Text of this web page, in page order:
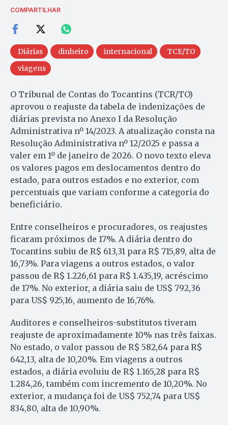
COMPARTILHAR
Diárias dinheiro internacional
TCE/TO
viagens
O Tribunal de Contas do Tocantins (TCR/TO)
aprovou o reajuste da tabela de indenizações de
diárias prevista no Anexo I da Resolução
Administrativa nº 14/2023. A atualização consta na
Resolução Administrativa nº 12/2025 e passa a
valer em 1º de janeiro de 2026. O novo texto eleva
os valores pagos em deslocamentos dentro do
estado, para outros estados e no exterior, com
percentuais que variam conforme a categoria do
beneficiário.
Entre conselheiros e procuradores, os reajustes
ficaram próximos de 17%. A diária dentro do
Tocantins subiu de R$ 613,31 para R$ 715,89, alta de
16,73%. Para viagens a outros estados, o valor
passou de R$ 1.226,61 para R$ 1.435,19, acréscimo
de 17%. No exterior, a diária saiu de US$ 792,36
para US$ 925,16, aumento de 16,76%.
Auditores e conselheiros-substitutos tiveram
reajuste de aproximadamente 10% nas três faixas.
No estado, o valor passou de R$ 582,64 para R$
642,13, alta de 10,20%. Em viagens a outros
estados, a diária evoluiu de R$ 1.165,28 para R$
1.284,26, também com incremento de 10,20%. No
exterior, a mudança foi de US$ 752,74 para US$
834,80, alta de 10,90%.